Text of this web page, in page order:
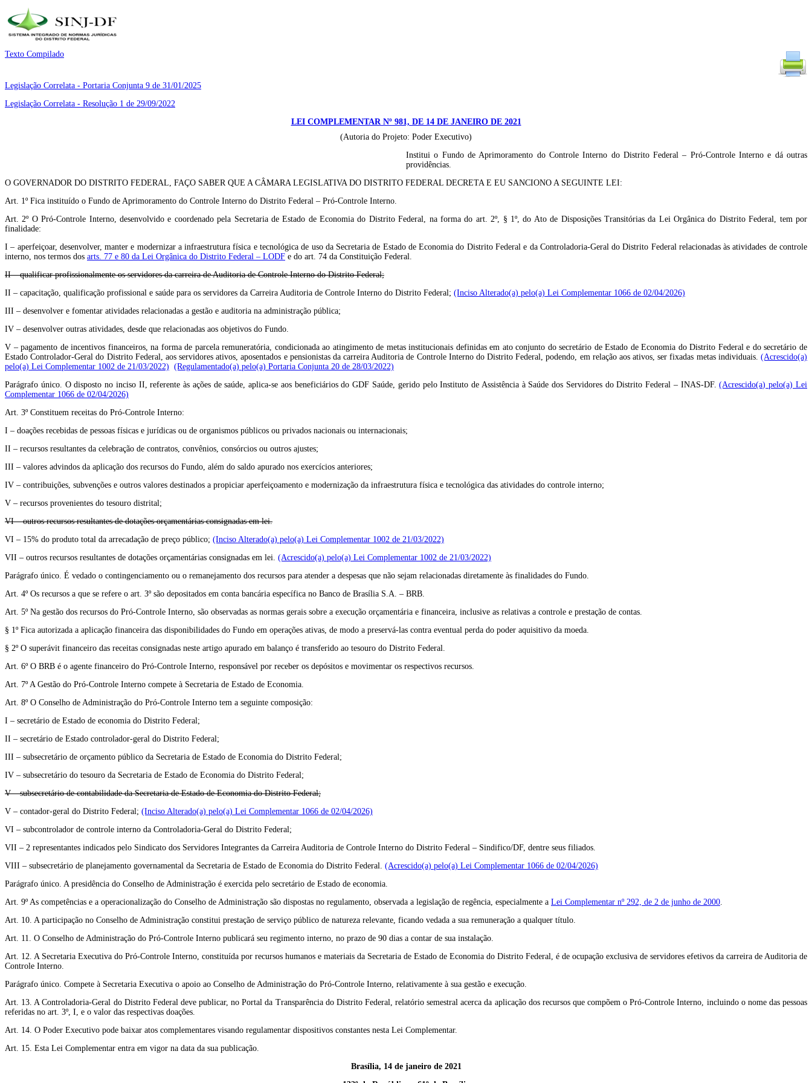
Texto Compilado
Legislação Correlata - Portaria Conjunta 9 de 31/01/2025
Legislação Correlata - Resolução 1 de 29/09/2022
LEI COMPLEMENTAR Nº 981, DE 14 DE JANEIRO DE 2021
(Autoria do Projeto: Poder Executivo)
Institui o Fundo de Aprimoramento do Controle Interno do Distrito Federal – Pró-Controle Interno e dá outras
providências.
O GOVERNADOR DO DISTRITO FEDERAL, FAÇO SABER QUE A CÂMARA LEGISLATIVA DO DISTRITO FEDERAL DECRETA E EU SANCIONO A SEGUINTE LEI:
Art. 1º Fica instituído o Fundo de Aprimoramento do Controle Interno do Distrito Federal – Pró-Controle Interno.
Art. 2º O Pró-Controle Interno, desenvolvido e coordenado pela Secretaria de Estado de Economia do Distrito Federal, na forma do art. 2º, § 1º, do Ato de Disposições Transitórias da Lei Orgânica do Distrito Federal, tem por
finalidade:
I – aperfeiçoar, desenvolver, manter e modernizar a infraestrutura física e tecnológica de uso da Secretaria de Estado de Economia do Distrito Federal e da Controladoria-Geral do Distrito Federal relacionadas às atividades de controle
interno, nos termos dos arts. 77 e 80 da Lei Orgânica do Distrito Federal – LODF e do art. 74 da Constituição Federal.
II – qualificar profissionalmente os servidores da carreira de Auditoria de Controle Interno do Distrito Federal;
II – capacitação, qualificação profissional e saúde para os servidores da Carreira Auditoria de Controle Interno do Distrito Federal; (Inciso Alterado(a) pelo(a) Lei Complementar 1066 de 02/04/2026)
III – desenvolver e fomentar atividades relacionadas a gestão e auditoria na administração pública;
IV – desenvolver outras atividades, desde que relacionadas aos objetivos do Fundo.
V – pagamento de incentivos financeiros, na forma de parcela remuneratória, condicionada ao atingimento de metas institucionais definidas em ato conjunto do secretário de Estado de Economia do Distrito Federal e do secretário de
Estado Controlador-Geral do Distrito Federal, aos servidores ativos, aposentados e pensionistas da carreira Auditoria de Controle Interno do Distrito Federal, podendo, em relação aos ativos, ser fixadas metas individuais. (Acrescido(a)
pelo(a) Lei Complementar 1002 de 21/03/2022) (Regulamentado(a) pelo(a) Portaria Conjunta 20 de 28/03/2022)
Parágrafo único. O disposto no inciso II, referente às ações de saúde, aplica-se aos beneficiários do GDF Saúde, gerido pelo Instituto de Assistência à Saúde dos Servidores do Distrito Federal – INAS-DF.(Acrescido(a) pelo(a) Lei
Complementar 1066 de 02/04/2026)
Art. 3º Constituem receitas do Pró-Controle Interno:
I – doações recebidas de pessoas físicas e jurídicas ou de organismos públicos ou privados nacionais ou internacionais;
II – recursos resultantes da celebração de contratos, convênios, consórcios ou outros ajustes;
III – valores advindos da aplicação dos recursos do Fundo, além do saldo apurado nos exercícios anteriores;
IV – contribuições, subvenções e outros valores destinados a propiciar aperfeiçoamento e modernização da infraestrutura física e tecnológica das atividades do controle interno;
V – recursos provenientes do tesouro distrital;
VI – outros recursos resultantes de dotações orçamentárias consignadas em lei.
VI – 15% do produto total da arrecadação de preço público; (Inciso Alterado(a) pelo(a) Lei Complementar 1002 de 21/03/2022)
VII – outros recursos resultantes de dotações orçamentárias consignadas em lei. (Acrescido(a) pelo(a) Lei Complementar 1002 de 21/03/2022)
Parágrafo único. É vedado o contingenciamento ou o remanejamento dos recursos para atender a despesas que não sejam relacionadas diretamente às finalidades do Fundo.
Art. 4º Os recursos a que se refere o art. 3º são depositados em conta bancária específica no Banco de Brasília S.A. – BRB.
Art. 5º Na gestão dos recursos do Pró-Controle Interno, são observadas as normas gerais sobre a execução orçamentária e financeira, inclusive as relativas a controle e prestação de contas.
§ 1º Fica autorizada a aplicação financeira das disponibilidades do Fundo em operações ativas, de modo a preservá-las contra eventual perda do poder aquisitivo da moeda.
§ 2º O superávit financeiro das receitas consignadas neste artigo apurado em balanço é transferido ao tesouro do Distrito Federal.
Art. 6º O BRB é o agente financeiro do Pró-Controle Interno, responsável por receber os depósitos e movimentar os respectivos recursos.
Art. 7º A Gestão do Pró-Controle Interno compete à Secretaria de Estado de Economia.
Art. 8º O Conselho de Administração do Pró-Controle Interno tem a seguinte composição:
I – secretário de Estado de economia do Distrito Federal;
II – secretário de Estado controlador-geral do Distrito Federal;
III – subsecretário de orçamento público da Secretaria de Estado de Economia do Distrito Federal;
IV – subsecretário do tesouro da Secretaria de Estado de Economia do Distrito Federal;
V – subsecretário de contabilidade da Secretaria de Estado de Economia do Distrito Federal;
V – contador-geral do Distrito Federal; (Inciso Alterado(a) pelo(a) Lei Complementar 1066 de 02/04/2026)
VI – subcontrolador de controle interno da Controladoria-Geral do Distrito Federal;
VII – 2 representantes indicados pelo Sindicato dos Servidores Integrantes da Carreira Auditoria de Controle Interno do Distrito Federal – Sindifico/DF, dentre seus filiados.
VIII – subsecretário de planejamento governamental da Secretaria de Estado de Economia do Distrito Federal. (Acrescido(a) pelo(a) Lei Complementar 1066 de 02/04/2026)
Parágrafo único. A presidência do Conselho de Administração é exercida pelo secretário de Estado de economia.
Art. 9º As competências e a operacionalização do Conselho de Administração são dispostas no regulamento, observada a legislação de regência, especialmente a Lei Complementar nº 292, de 2 de junho de 2000.
Art. 10. A participação no Conselho de Administração constitui prestação de serviço público de natureza relevante, ficando vedada a sua remuneração a qualquer título.
Art. 11. O Conselho de Administração do Pró-Controle Interno publicará seu regimento interno, no prazo de 90 dias a contar de sua instalação.
Art. 12. A Secretaria Executiva do Pró-Controle Interno, constituída por recursos humanos e materiais da Secretaria de Estado de Economia do Distrito Federal, é de ocupação exclusiva de servidores efetivos da carreira de Auditoria de
Controle Interno.
Parágrafo único. Compete à Secretaria Executiva o apoio ao Conselho de Administração do Pró-Controle Interno, relativamente à sua gestão e execução.
Art. 13. A Controladoria-Geral do Distrito Federal deve publicar, no Portal da Transparência do Distrito Federal, relatório semestral acerca da aplicação dos recursos que compõem o Pró-Controle Interno, incluindo o nome das pessoas
referidas no art. 3º, I, e o valor das respectivas doações.
Art. 14. O Poder Executivo pode baixar atos complementares visando regulamentar dispositivos constantes nesta Lei Complementar.
Art. 15. Esta Lei Complementar entra em vigor na data da sua publicação.
Brasília, 14 de janeiro de 2021